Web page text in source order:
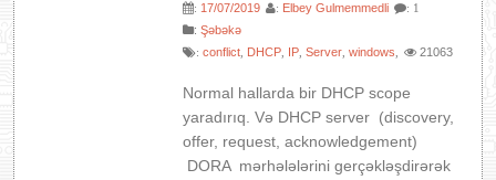
: 17/07/2019 : Elbey Gulmemmedli : 1
:Şəbəkə
:conflict DHCP IP ,Server ,windows 21063
Normal hallarda bir DHCP scope
yaradırıq. Və DHCP server (discovery,
offer, request, acknowledgement)
DORA mərhələlərini gerçəkləşdirərək